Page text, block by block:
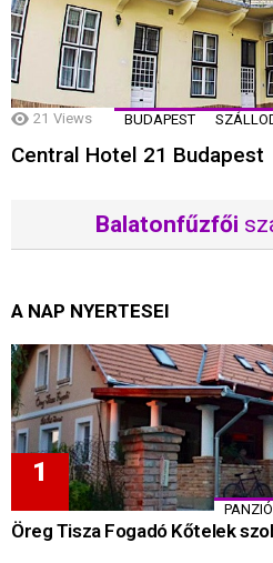
21 Views BUDAPEST
Central Hotel 21 Budapest
Balatonfűzfői
A NAP NYERTESEI
PANZIÓ
Öreg Tisza Fogadó Kőtelek